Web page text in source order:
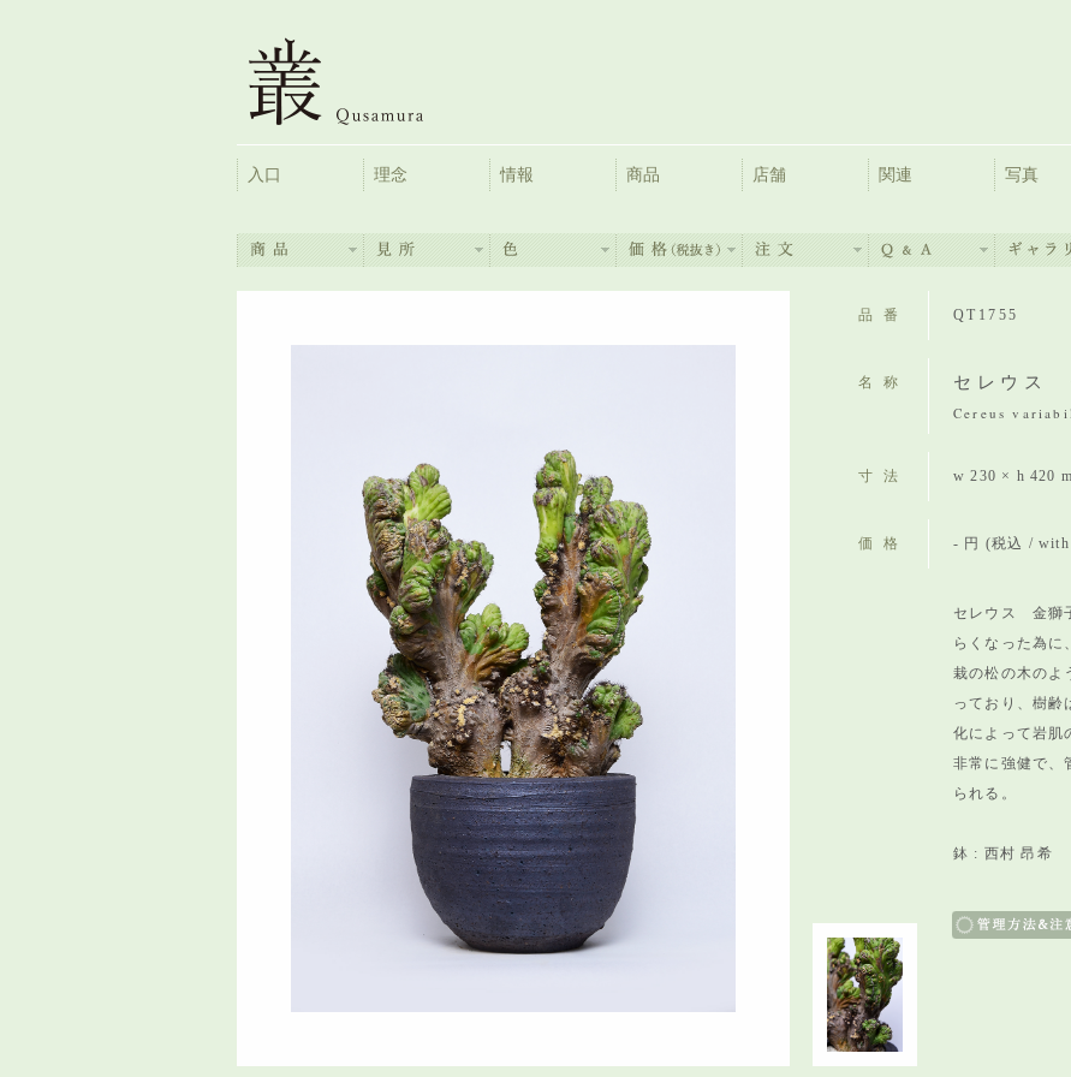
入口 理念 情報 商品 店舗 関連 写真
品番 QT1755
名称 セレウス
Cereus
寸法 w 230 × h 420
価格 - 円 (税込 /
セレウス 金獅
らくなった為に
栽の松の木のよ
っており、樹齢
化によって岩肌
非常に強健で、
られる。
鉢 : 西村 昂希